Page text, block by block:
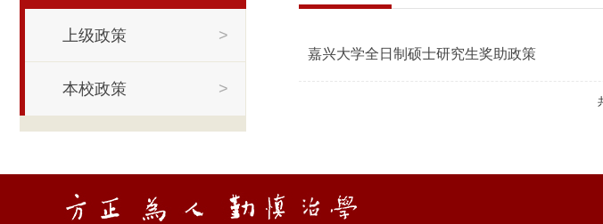
上级政策 >
本校政策 >
嘉兴大学全日制硕士研究生奖助政策